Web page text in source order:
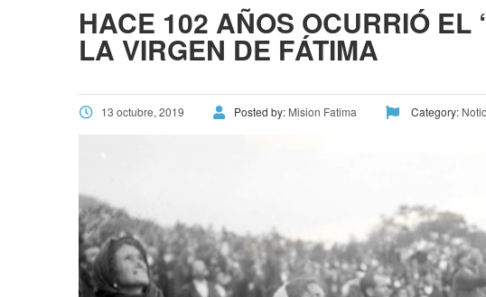
HACE 102 AÑOS OCURRIÓ EL
LA VIRGEN DE FÁTIMA
13 octubre, 2019 Posted by: Mision Fatima Category: